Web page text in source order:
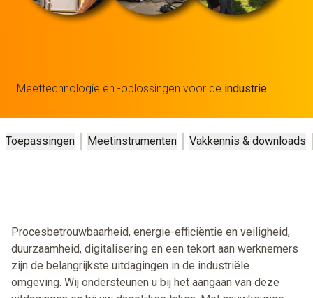
Meettechnologie en -oplossingen voor de industrie
Toepassingen Meetinstrumenten Vakkennis & downloads
Procesbetrouwbaarheid, energie-efficiëntie en veiligheid,
duurzaamheid, digitalisering en een tekort aan werknemers
zijn de belangrijkste uitdagingen in de industriële
omgeving. Wij ondersteunen u bij het aangaan van deze